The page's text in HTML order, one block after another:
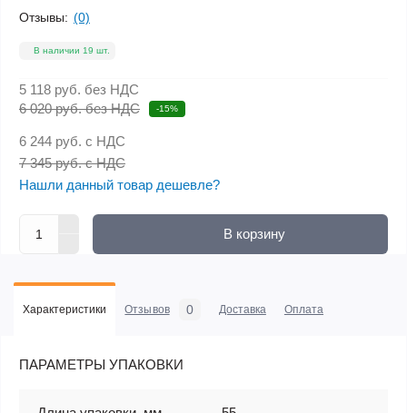
Отзывы: (0)
В наличии 19 шт.
5 118 руб. без НДС
6 020 руб. без НДС
-15%
6 244 руб. с НДС
7 345 руб. с НДС
Нашли данный товар дешевле?
В корзину
Характеристики Отзывов 0 Доставка Оплата
ПАРАМЕТРЫ УПАКОВКИ